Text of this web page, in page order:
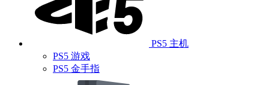
PS5 主机
PS5 游戏
PS5 金手指